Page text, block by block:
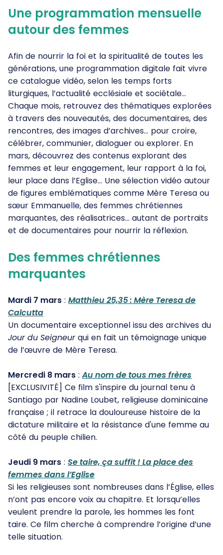
Une programmation mensuelle
autour des femmes
Afin de nourrir la foi et la spiritualité de toutes les
générations, une programmation digitale fait vivre
ce catalogue vidéo, selon les temps forts
liturgiques, l’actualité ecclésiale et sociétale…
Chaque mois, retrouvez des thématiques explorées
à travers des nouveautés, des documentaires, des
rencontres, des images d’archives… pour croire,
célébrer, communier, dialoguer ou explorer. En
mars, découvrez des contenus explorant des
femmes et leur engagement, leur rapport à la foi,
leur place dans l’Eglise… Une sélection vidéo autour
de figures emblématiques comme Mère Teresa ou
sœur Emmanuelle, des femmes chrétiennes
marquantes, des réalisatrices… autant de portraits
et de documentaires pour nourrir la réflexion.
Des femmes chrétiennes
marquantes
Mardi 7 mars : Matthieu 25,35 : Mère Teresa de
Calcutta
Un documentaire exceptionnel issu des archives du
Jour du Seigneurqui en fait un témoignage unique
de l’œuvre de Mère Teresa.
Mercredi 8 mars :Au nom de tous mes frères
[EXCLUSIVITÉ] Ce film s'inspire du journal tenu à
Santiago par Nadine Loubet, religieuse dominicaine
française ; il retrace la douloureuse histoire de la
dictature militaire et la résistance d'une femme au
côté du peuple chilien.
Jeudi 9 mars : Se taire, ça suffit ! La place des
femmes dans l’Eglise
Si les religieuses sont nombreuses dans l’Église, elles
n’ont pas encore voix au chapitre. Et lorsqu’elles
veulent prendre la parole, les hommes les font
taire. Ce film cherche à comprendre l’origine d’une
telle situation.